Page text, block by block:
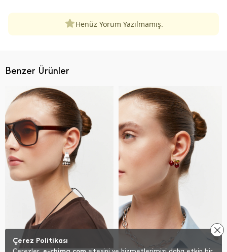
Henüz Yorum Yazılmamış.
Benzer Ürünler
Çerez Politikası